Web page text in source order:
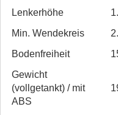
Lenkerhöhe
Min. Wendekreis
Bodenfreiheit
Gewicht
(vollgetankt) / mit
ABS